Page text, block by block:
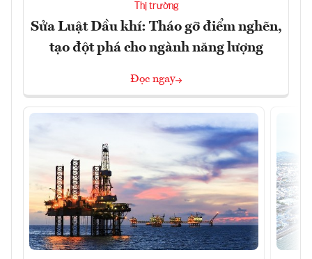
Thị trường
Sửa Luật Dầu khí: Tháo gỡ điểm nghẽn,
tạo đột phá cho ngành năng lượng
Đọc ngay